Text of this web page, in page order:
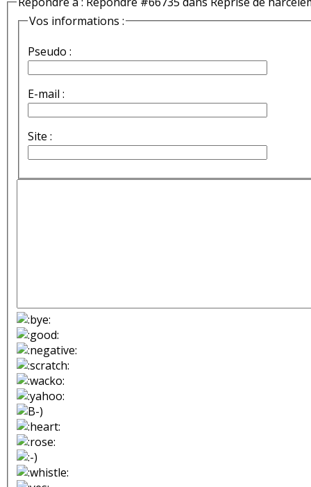
Vos informations :
Pseudo :
E-mail :
Site :